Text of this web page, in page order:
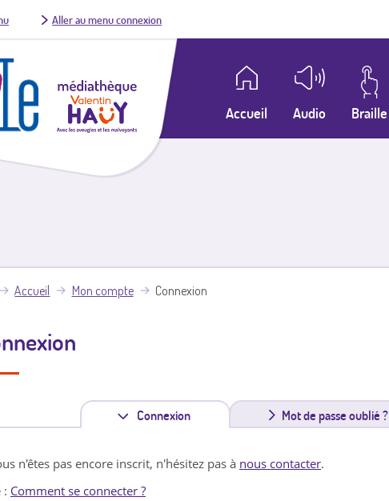
Aller au menu connexion
Accueil Audio Braille
Accueil Mon compte Connexion
Connexion
n
Mot de passe oublié ?
n'êtes pas encore inscrit, n'hésitez pas à nous contacter.
: Comment se connecter ?